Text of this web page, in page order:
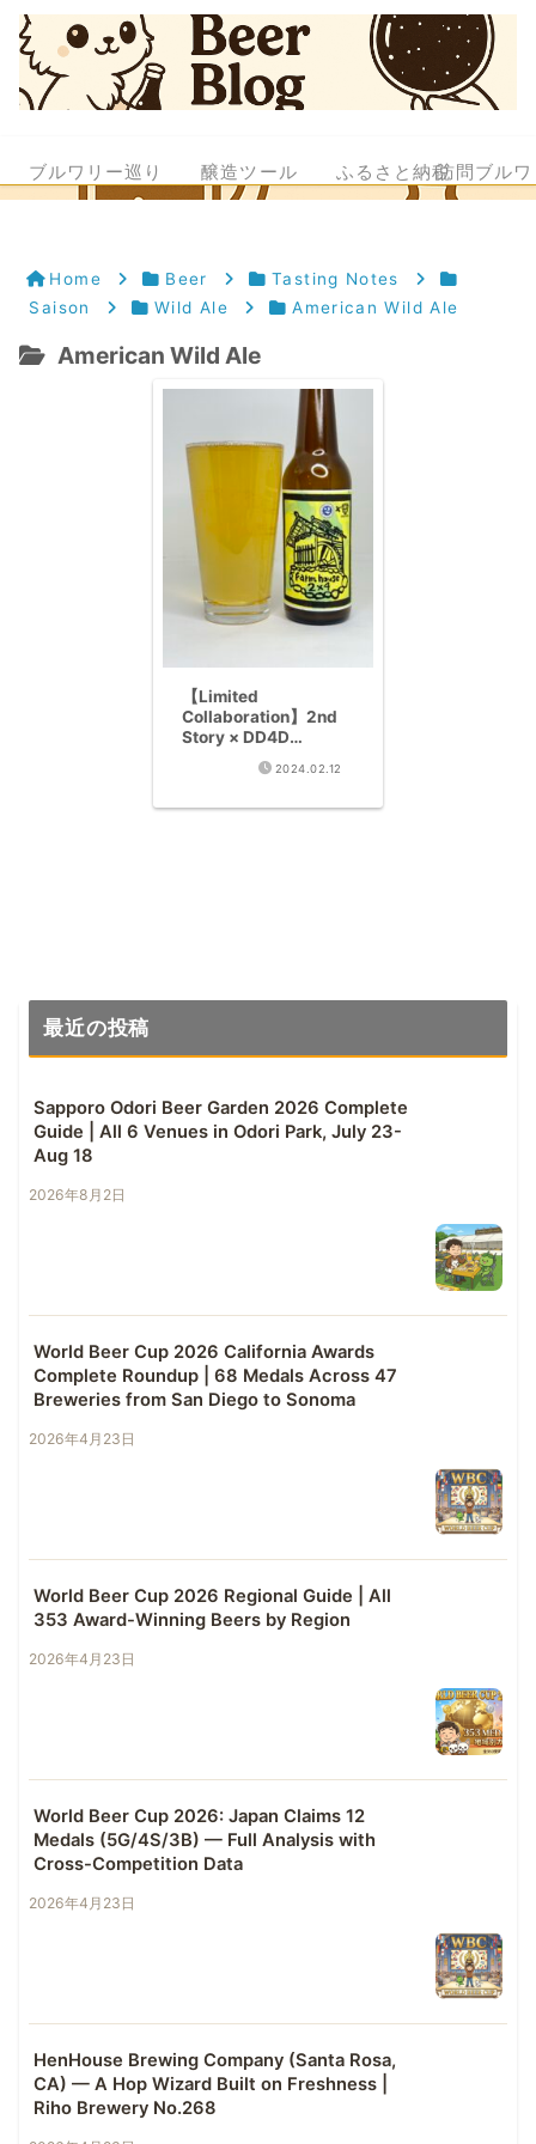
ブルワリー巡り 醸造ツール ふるさと納税訪問ブル
Home Beer
Tasting Notes
Saison
Wild Ale American Wild Ale
American Wild Ale
【Limited
Collaboration】2nd
Story × DD4D
FARMHOUSE 2X4
Complete Review –
2024.02.12
最近の投稿
Sapporo Odori Beer Garden 2026 Complete
Guide | All 6 Venues in Odori Park, July 23-
Aug 18
2026年8月2日
World Beer Cup 2026 California Awards
Complete Roundup | 68 Medals Across 47
Breweries from San Diego to Sonoma
2026年4月23日
World Beer Cup 2026 Regional Guide | All
353 Award-Winning Beers by Region
2026年4月23日
World Beer Cup 2026: Japan Claims 12
Medals (5G/4S/3B) — Full Analysis with
Cross-Competition Data
2026年4月23日
HenHouse Brewing Company (Santa Rosa,
CA) — A Hop Wizard Built on Freshness |
Riho Brewery No.268